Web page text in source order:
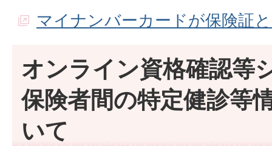
マイナンバーカードが保険証
オンライン資格確認等
保険者間の特定健診等
いて